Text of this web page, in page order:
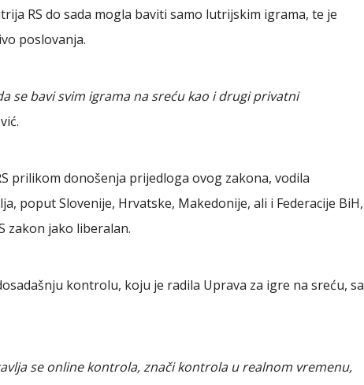
RS do sada mogla baviti samo lutrijskim igrama, te je
poslovanja.
se bavi svim igrama na sreću kao i drugi privatni
prilikom donošenja prijedloga ovog zakona, vodila
poput Slovenije, Hrvatske, Makedonije, ali i Federacije BiH,
zakon jako liberalan.
kontrolu, koju je radila Uprava za igre na sreću, sa
se online kontrola, znači kontrola u realnom vremenu,